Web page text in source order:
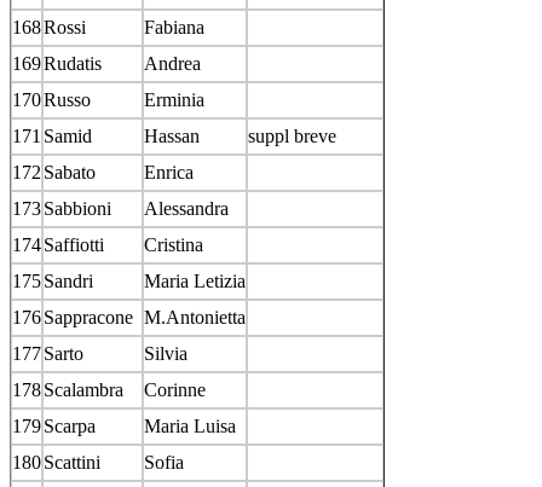
168Rossi
Fabiana
169Rudatis
Andrea
170Russo
Erminia
171 Samid Hassan
suppl breve
172 Sabato
Enrica
173Sabbioni
Alessandra
174Saffiotti
Cristina
175Sandri
Maria Letizia
176Sappracone M.Antonietta
177Sarto
Silvia
178Scalambra
Corinne
179Scarpa
Maria Luisa
180Scattini
Sofia